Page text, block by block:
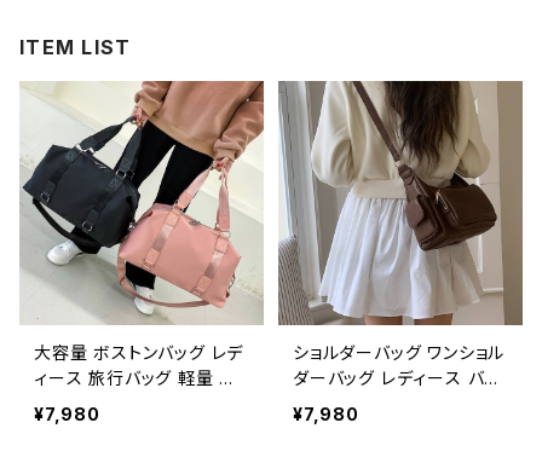
ITEM LIST
大容量 ボストンバッグ レデ
ィース 旅行バッグ 軽量 ス
ポーツバッグ ジムバッグ ト
ラベルバッグ 肩掛け ハンド
¥7,980
ショルダーバッグ ワンショル
ダーバッグ レディース バッ
グ 肩掛け 斜めがけ クロス
ボディ おしゃれ カジュアル
¥7,980